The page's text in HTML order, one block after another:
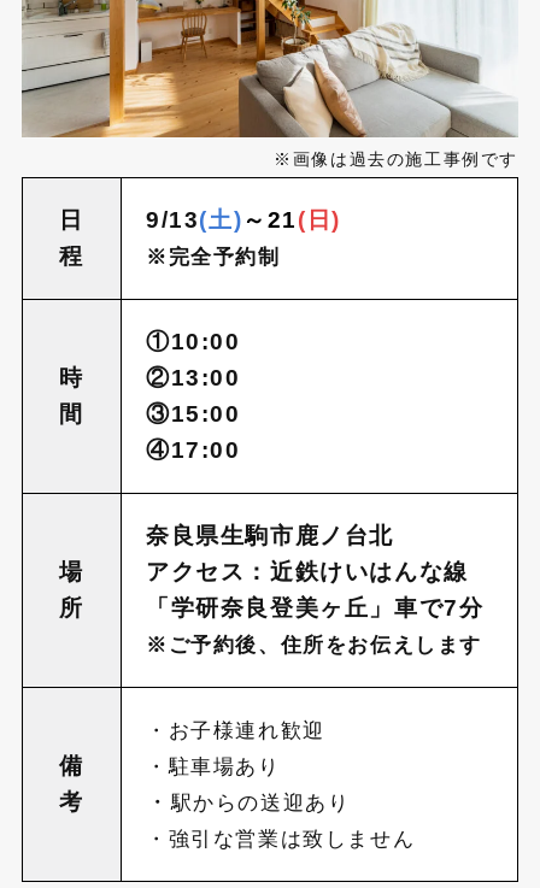
※画像は過去の施工事例です
日
程
9/13(土) ～21(日)
※完全予約制
時
間
①10:00
②13:00
③15:00
④17:00
場
所
奈良県生駒市鹿ノ台北
アクセス：近鉄けいはんな線
「学研奈良登美ヶ丘」車で7分
※ご予約後、住所をお伝えします
備
考
・お子様連れ歓迎
・駐車場あり
・ 駅からの送迎あり
・強引な営業は致しません